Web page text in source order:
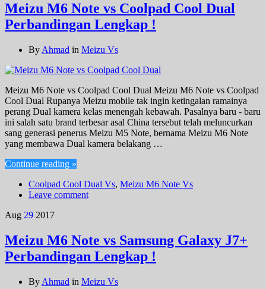
Meizu M6 Note vs Coolpad Cool Dual
Perbandingan Lengkap !
By Ahmad in Meizu Vs
Meizu M6 Note vs Coolpad Cool Dual Meizu M6 Note vs Coolpad
Cool Dual Rupanya Meizu mobile tak ingin ketingalan ramainya
perang Dual kamera kelas menengah kebawah. Pasalnya baru - baru
ini salah satu brand terbesar asal China tersebut telah meluncurkan
sang generasi penerus Meizu M5 Note, bernama Meizu M6 Note
yang membawa Dual kamera belakang …
Continue reading »
Coolpad Cool Dual Vs, Meizu M6 Note Vs
Leave comment
Aug 29 2017
Meizu M6 Note vs Samsung Galaxy J7+
Perbandingan Lengkap !
By Ahmad in Meizu Vs